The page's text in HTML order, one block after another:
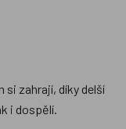
si zahrají, díky delší
i dospělí.